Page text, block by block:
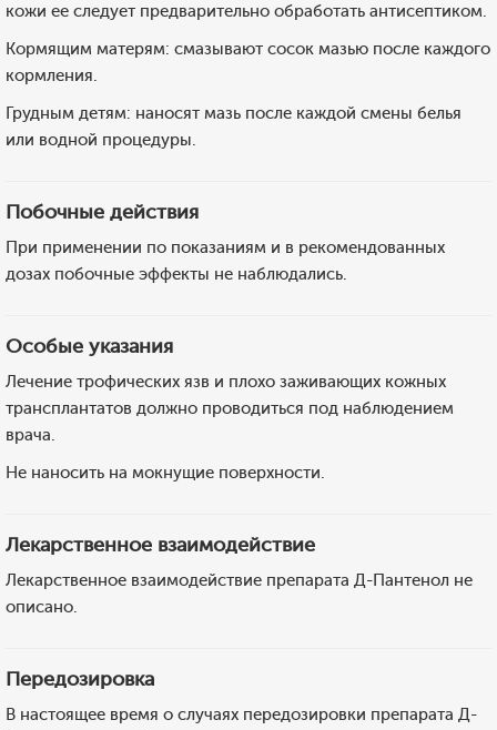
кожи ее следует предварительно обработать антисептиком.
Кормящим матерям: смазывают сосок мазью после каждого
кормления.
Грудным детям: наносят мазь после каждой смены белья
или водной процедуры.
Побочные действия
При применении по показаниям и в рекомендованных
дозах побочные эффекты не наблюдались.
Особые указания
Лечение трофических язв и плохо заживающих кожных
трансплантатов должно проводиться под наблюдением
врача.
Не наносить на мокнущие поверхности.
Лекарственное взаимодействие
Лекарственное взаимодействие препарата Д-Пантенол не
описано.
Передозировка
В настоящее время о случаях передозировки препарата Д-